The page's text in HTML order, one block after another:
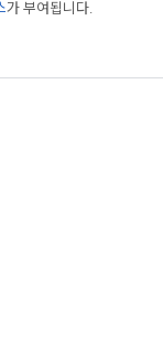
가 부여됩니다.